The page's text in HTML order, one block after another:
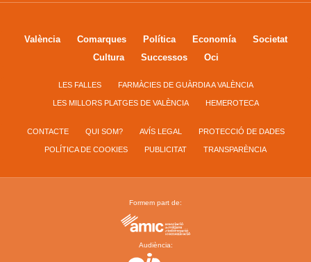
València Comarques Política Economía
Societat
Cultura
Successos Oci
LES FALLES FARMÀCIES DE GUÀRDIA A VALÈNCIA
LES MILLORS PLATGES DE VALÈNCIA HEMEROTECA
CONTACTE QUI SOM? AVÍS LEGAL PROTECCIÓ DE DADES
POLÍTICA DE COOKIES PUBLICITAT TRANSPARÈNCIA
Formem part de:
Audiència: